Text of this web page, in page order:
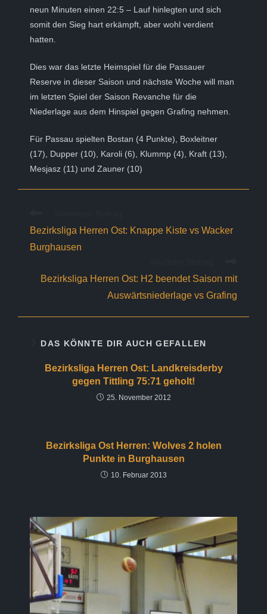
neun Minuten einen 22:5 – Lauf hinlegten und sich
somit den Sieg hart erkämpft, aber wohl verdient
hatten.
Dies war das letzte Heimspiel für die Passauer
Reserve in dieser Saison und nächste Woche will man
im letzten Spiel der Saison Revanche für die
Niederlage aus dem Hinspiel gegen Grafing nehmen.
Für Passau spielten Bostan (4 Punkte), Boxleitner
(17), Dupper (10), Karoli (6), Klummp (4), Kraft (13),
Mesjasz (11) und Zauner (10)
ansehen
Bezirksliga Herren Ost: Knappe Kiste vs Wacker
Burghausen
Bezirksliga Herren Ost: H2 beendet Saison mit
Auswärtsniederlage vs Grafing
DAS KÖNNTE DIR AUCH GEFALLEN
Bezirksliga Herren Ost: Landkreisderby
gegen Tittling 75:71 geholt!
25. November 2012
Bezirksliga Ost Herren: Wolves 2 holen
Punkte in Burghausen
10. Februar 2013